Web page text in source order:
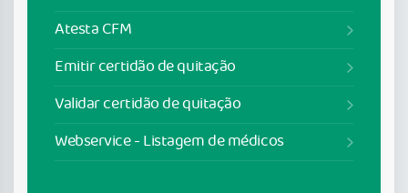
Atesta CFM
Emitir certidão de quitação
Validar certidão de quitação
Webservice - Listagem de médicos